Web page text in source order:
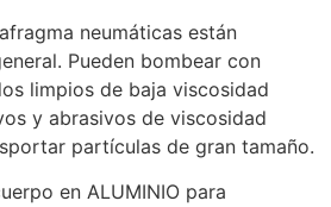
neumáticas están
Pueden bombear con
limpios de baja viscosidad
y abrasivos de viscosidad
partículas de gran tamaño.
en ALUMINIO para